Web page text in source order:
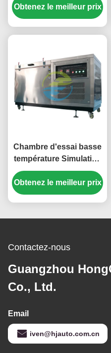
pour l'évaluation de
l'intégrité des
Obtenez le meilleur prix
Chambre d'essai basse
température Simulation
précise - environnement
de -70℃ à 150℃
Équipement
câbles
Obtenez le meilleur prix
Contactez-nous
Guangzhou
Co., Ltd.
Email
iven@hjauto.com.cn